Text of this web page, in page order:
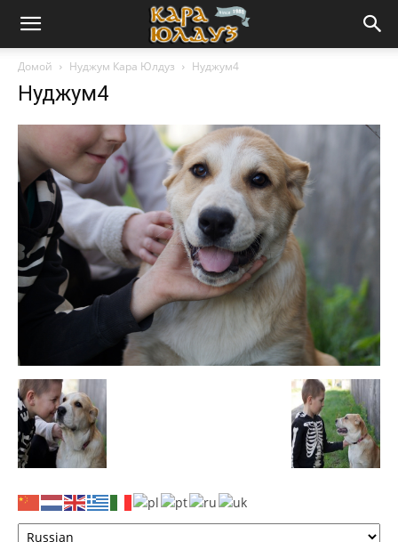
Домой Нуджум Кара Юлдуз Нуджум4
Нуджум4